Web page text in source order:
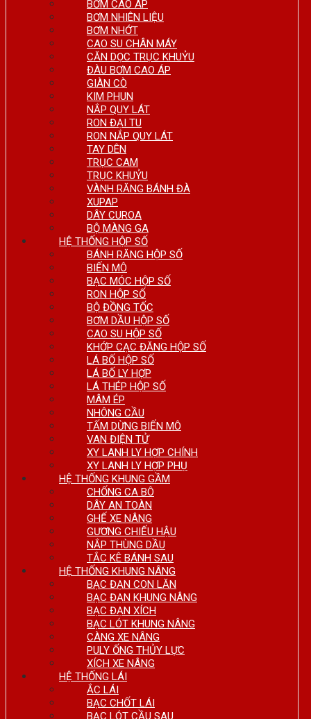
BƠM CAO ÁP
BƠM NHIÊN LIỆU
BƠM NHỚT
CAO SU CHÂN MÁY
CĂN DỌC TRỤC KHUỶU
ĐÀU BƠM CAO ÁP
GIÀN CÒ
KIM PHUN
NẮP QUY LÁT
RON ĐẠI TU
RON NẮP QUY LÁT
TAY DÊN
TRỤC CAM
TRỤC KHUỶU
VÀNH RĂNG BÁNH ĐÀ
XUPAP
DÂY CUROA
BỘ MÀNG GA
HỆ THỐNG HỘP SỐ
BÁNH RĂNG HỘP SỐ
BIẾN MÔ
BẠC MÓC HỘP SỐ
RON HỘP SỐ
BỘ ĐỒNG TỐC
BƠM DẦU HỘP SỐ
CAO SU HỘP SỐ
KHỚP CẠC ĐĂNG HỘP SỐ
LÁ BỐ HỘP SỐ
LÁ BỐ LY HỢP
LÁ THÉP HỘP SỐ
MÂM ÉP
NHÔNG CẦU
TẤM DỪNG BIẾN MÔ
VAN ĐIỆN TỬ
XY LANH LY HỢP CHÍNH
XY LANH LY HỢP PHỤ
HỆ THỐNG KHUNG GẦM
CHỐNG CA BÔ
DÂY AN TOÀN
GHẾ XE NÂNG
GƯƠNG CHIẾU HẬU
NẮP THÙNG DẦU
TẮC KÊ BÁNH SAU
HỆ THỐNG KHUNG NÂNG
BẠC ĐẠN CON LĂN
BẠC ĐẠN KHUNG NÂNG
BẠC ĐẠN XÍCH
BẠC LÓT KHUNG NÂNG
CÀNG XE NÂNG
PULY ỐNG THỦY LỰC
XÍCH XE NÂNG
HỆ THỐNG LÁI
ẮC LÁI
BẠC CHỐT LÁI
BẠC LÓT CẦU SAU